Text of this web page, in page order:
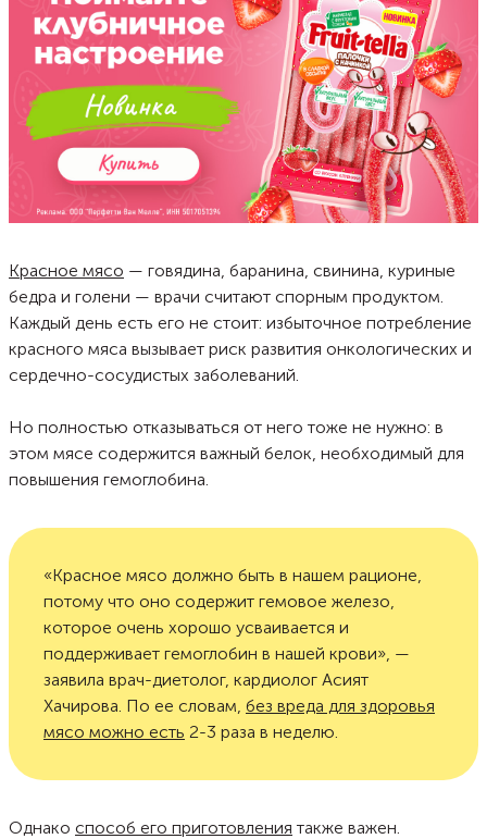
Красное мясо — говядина, баранина, свинина, куриные
бедра и голени — врачи считают спорным продуктом.
Каждый день есть его не стоит: избыточное потребление
красного мяса вызывает риск развития онкологических и
сердечно-сосудистых заболеваний.
Но полностью отказываться от него тоже не нужно: в
этом мясе содержится важный белок, необходимый для
повышения гемоглобина.
«Красное мясо должно быть в нашем рационе,
потому что оно содержит гемовое железо,
которое очень хорошо усваивается и
поддерживает гемоглобин в нашей крови», —
заявила врач-диетолог, кардиолог Асият
Хачирова. По ее словам, без вреда для здоровья
мясо можно есть 2-3 раза в неделю.
Однако способ его приготовления также важен.